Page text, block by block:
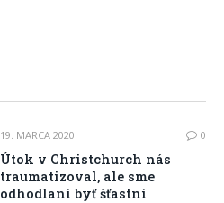
19. MARCA 2020 0
Útok v Christchurch nás
traumatizoval, ale sme
odhodlaní byť šťastní